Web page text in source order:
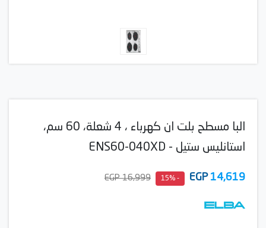
البا مسطح بلت ان كهرباء ، 4 شعلة، 60 سم،
استانليس ستيل - ENS60-040XD
14,619
EGP
- 15%
16,999 EGP